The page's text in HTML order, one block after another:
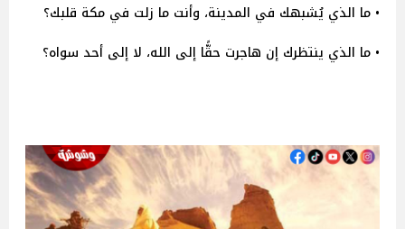
• ما الذي يُشبهك في المدينة، وأنت ما زلت في مكة قلبك؟
• ما الذي ينتظرك إن هاجرت حقًّا إلى الله، لا إلى أحد سواه؟